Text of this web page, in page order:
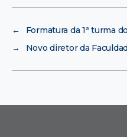
←
Formatura da 1ª turma
→
Novo diretor da